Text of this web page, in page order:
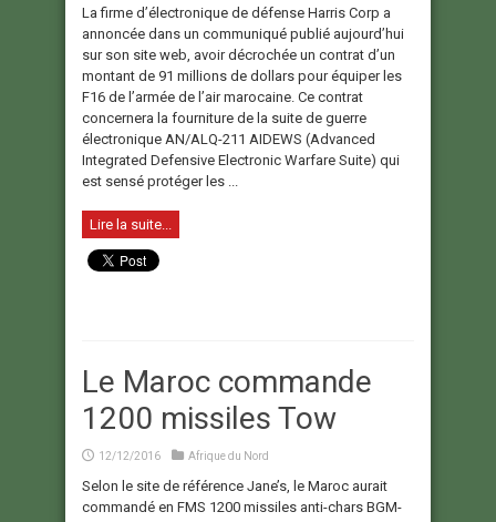
La firme d’électronique de défense Harris Corp a
annoncée dans un communiqué publié aujourd’hui
sur son site web, avoir décrochée un contrat d’un
montant de 91 millions de dollars pour équiper les
F16 de l’armée de l’air marocaine. Ce contrat
concernera la fourniture de la suite de guerre
électronique AN/ALQ-211 AIDEWS (Advanced
Integrated Defensive Electronic Warfare Suite) qui
est sensé protéger les ...
Lire la suite...
Le Maroc commande
1200 missiles Tow
12/12/2016 Afrique du Nord
Selon le site de référence Jane’s, le Maroc aurait
commandé en FMS 1200 missiles anti-chars BGM-